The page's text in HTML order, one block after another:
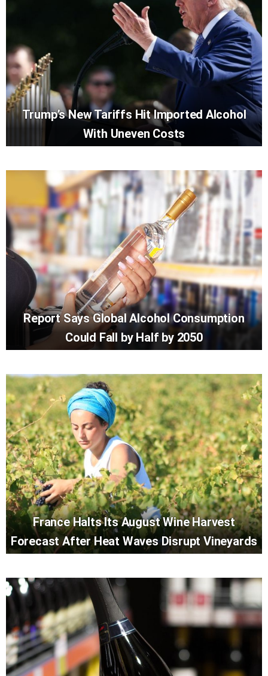
Trump’s New Tariffs Hit Imported Alcohol
With Uneven Costs
Report Says Global Alcohol Consumption
Could Fall by Half by 2050
France Halts Its August Wine Harvest
Forecast After Heat Waves Disrupt Vineyards